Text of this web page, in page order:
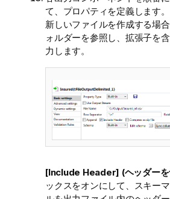
て、プロパティを定義します。
新しいファイルを作成する場
ォルダーを参照し、拡張子を
力します。
[Include Header] (ヘッダーを
ックスをオンにして、スキー